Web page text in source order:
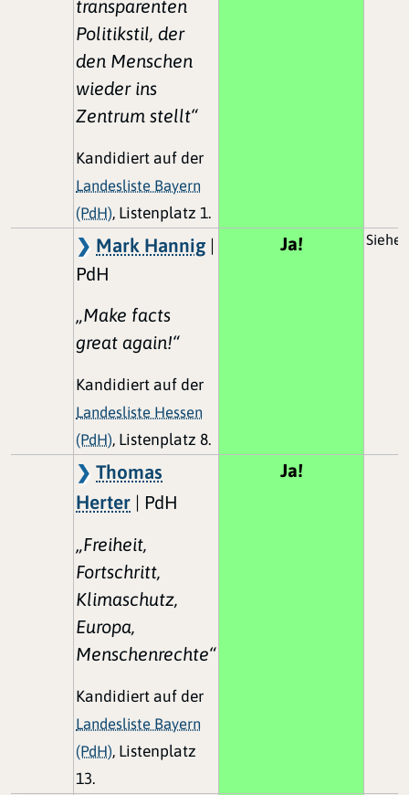
transparenten
Politikstil, der
den Menschen
wieder ins
Zentrum stellt“
Kandidiert auf der
Landesliste Bayern
(PdH), Listenplatz 1.
Mark Hannig |
PdH
„Make facts
great again!“
Kandidiert auf der
Landesliste Hessen
(PdH), Listenplatz 8.
Ja! Siehe
Thomas
Herter | PdH
„Freiheit,
Fortschritt,
Klimaschutz,
Europa,
Menschenrechte“
Kandidiert auf der
Landesliste Bayern
(PdH), Listenplatz
13.
Ja!